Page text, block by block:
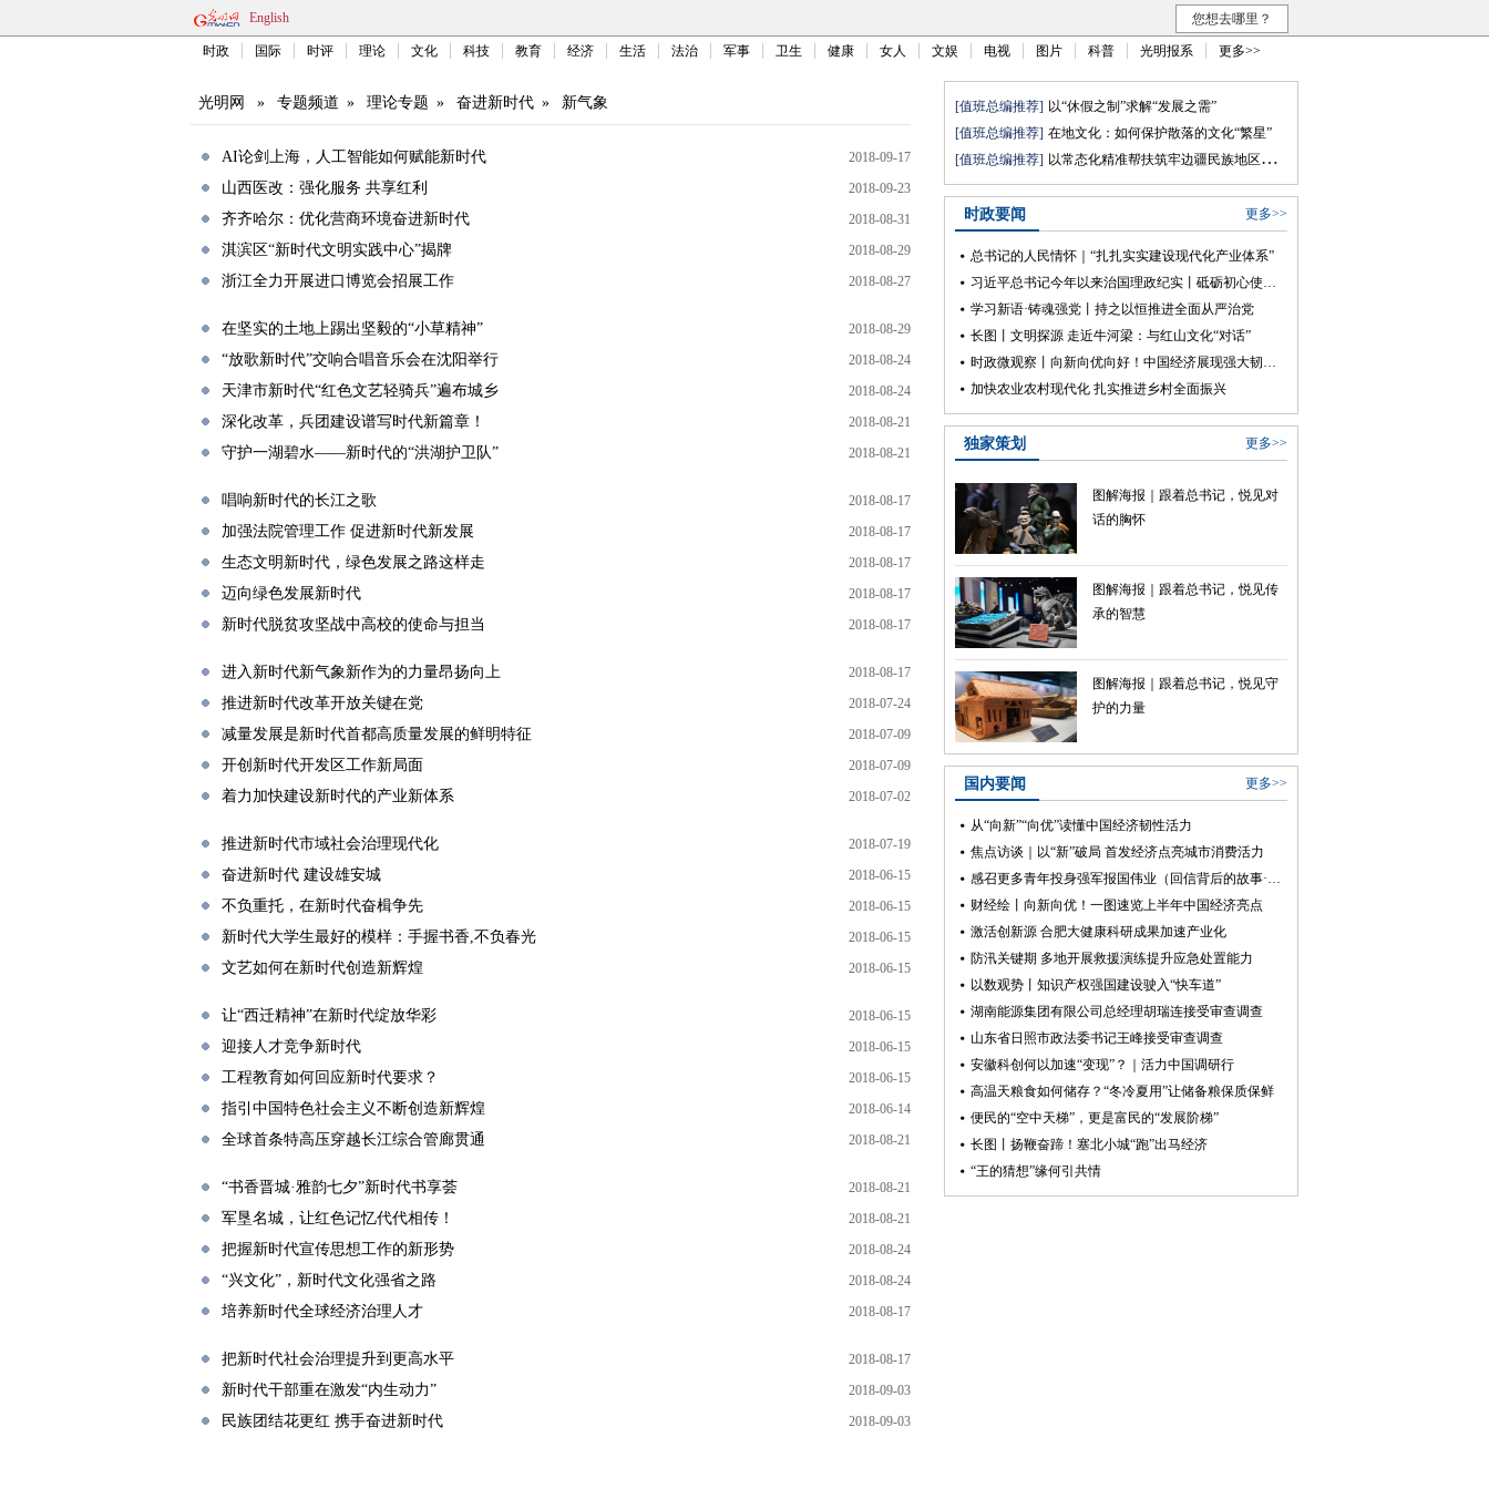
English 您想去哪里？
时政 国际 时评 理论 文化 科技 教育 经济 生活 法治 军事 卫生 健康 女人 文娱 电视 图片 科普 光明报系 更多>>
光明网 » 专题频道 » 理论专题 » 奋进新时代 » 新气象
AI论剑上海，人工智能如何赋能新时代 2018-09-17
山西医改：强化服务 共享红利 2018-09-23
齐齐哈尔：优化营商环境奋进新时代 2018-08-31
淇滨区“新时代文明实践中心”揭牌 2018-08-29
浙江全力开展进口博览会招展工作 2018-08-27
在坚实的土地上踢出坚毅的“小草精神” 2018-08-29
“放歌新时代”交响合唱音乐会在沈阳举行 2018-08-24
天津市新时代“红色文艺轻骑兵”遍布城乡 2018-08-24
深化改革，兵团建设谱写时代新篇章！ 2018-08-21
守护一湖碧水——新时代的“洪湖护卫队” 2018-08-21
唱响新时代的长江之歌 2018-08-17
加强法院管理工作 促进新时代新发展 2018-08-17
生态文明新时代，绿色发展之路这样走 2018-08-17
迈向绿色发展新时代 2018-08-17
新时代脱贫攻坚战中高校的使命与担当 2018-08-17
进入新时代新气象新作为的力量昂扬向上 2018-08-17
推进新时代改革开放关键在党 2018-07-24
减量发展是新时代首都高质量发展的鲜明特征 2018-07-09
开创新时代开发区工作新局面 2018-07-09
着力加快建设新时代的产业新体系 2018-07-02
推进新时代市域社会治理现代化 2018-07-19
奋进新时代 建设雄安城 2018-06-15
不负重托，在新时代奋楫争先 2018-06-15
新时代大学生最好的模样：手握书香,不负春光 2018-06-15
文艺如何在新时代创造新辉煌 2018-06-15
让“西迁精神”在新时代绽放华彩 2018-06-15
迎接人才竞争新时代 2018-06-15
工程教育如何回应新时代要求？ 2018-06-15
指引中国特色社会主义不断创造新辉煌 2018-06-14
全球首条特高压穿越长江综合管廊贯通 2018-08-21
“书香晋城·雅韵七夕”新时代书享荟 2018-08-21
军垦名城，让红色记忆代代相传！ 2018-08-21
把握新时代宣传思想工作的新形势 2018-08-24
“兴文化”，新时代文化强省之路 2018-08-24
培养新时代全球经济治理人才 2018-08-17
把新时代社会治理提升到更高水平 2018-08-17
新时代干部重在激发“内生动力” 2018-09-03
民族团结花更红 携手奋进新时代 2018-09-03